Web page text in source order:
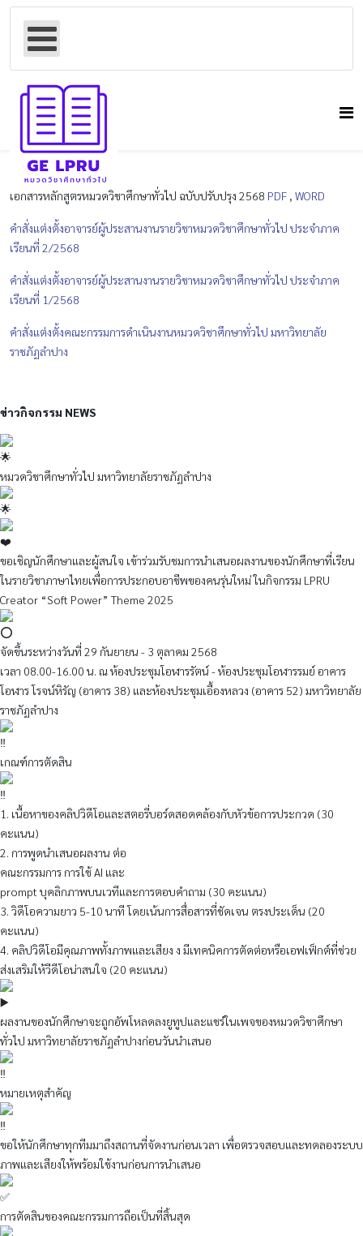
เอกสารหลักสูตรหมวดวิชาศึกษาทั่วไป ฉบับปรับปรุง 2568 PDF , WORD
คำสั่งแต่งตั้งอาจารย์ผู้ประสานงานรายวิชาหมวดวิชาศึกษาทั่วไป ประจำภาค
เรียนที่ 2/2568
คำสั่งแต่งตั้งอาจารย์ผู้ประสานงานรายวิชาหมวดวิชาศึกษาทั่วไป ประจำภาค
เรียนที่ 1/2568
คำสั่งแต่งตั้งคณะกรรมการดำเนินงานหมวดวิชาศึกษาทั่วไป มหาวิทยาลัย
ราชภัฏลำปาง
ข่าวกิจกรรม NEWS
หมวดวิชาศึกษาทั่วไป มหาวิทยาลัยราชภัฏลำปาง
ขอเชิญนักศึกษาและผู้สนใจ เข้าร่วมรับชมการนำเสนอผลงานของนักศึกษาที่เรียน
ในรายวิชาภาษาไทยเพื่อการประกอบอาชีพของคนรุ่นใหม่ ในกิจกรรม LPRU
Creator “Soft Power” Theme 2025
จัดขึ้นระหว่างวันที่ 29 กันยายน - 3 ตุลาคม 2568
เวลา 08.00-16.00 น. ณ ห้องประชุมโอฬารรัตน์ - ห้องประชุมโอฬารรมย์ อาคาร
โอฬาร โรจน์หิรัญ (อาคาร 38) และห้องประชุมเอื้องหลวง (อาคาร 52) มหาวิทยาลัย
ราชภัฏลำปาง
เกณฑ์การตัดสิน
1. เนื้อหาของคลิปวิดีโอและสตอรี่บอร์ดสอดคล้องกับหัวข้อการประกวด (30
คะแนน)
2. การพูดนำเสนอผลงาน ต่อ
คณะกรรมการ การใช้ AI และ
prompt บุคลิกภาพบนเวทีและการตอบคำถาม (30 คะแนน)
3. วิดีโอความยาว 5-10 นาที โดยเน้นการสื่อสารที่ชัดเจน ตรงประเด็น (20
คะแนน)
4. คลิปวิดีโอมีคุณภาพทั้งภาพและเสียง ง มีเทคนิคการตัดต่อหรือเอฟเฟ็กต์ที่ช่วย
ส่งเสริมให้วีดีโอน่าสนใจ (20 คะแนน)
ผลงานของนักศึกษาจะถูกอัพโหลดลงยูทูปและแชร์ในเพจของหมวดวิชาศึกษา
ทั่วไป มหาวิทยาลัยราชภัฏลำปางก่อนวันนำเสนอ
หมายเหตุสำคัญ
ขอให้นักศึกษาทุกทีมมาถึงสถานที่จัดงานก่อนเวลา เพื่อตรวจสอบและทดลองระบบ
ภาพและเสียงให้พร้อมใช้งานก่อนการนำเสนอ
การตัดสินของคณะกรรมการถือเป็นที่สิ้นสุด